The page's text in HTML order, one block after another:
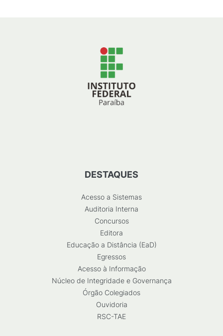
DESTAQUES
Acesso a Sistemas
Auditoria Interna
Concursos
Editora
Educação a Distância (EaD)
Egressos
Acesso à Informação
Núcleo de Integridade e Governança
Órgão Colegiados
Ouvidoria
RSC-TAE